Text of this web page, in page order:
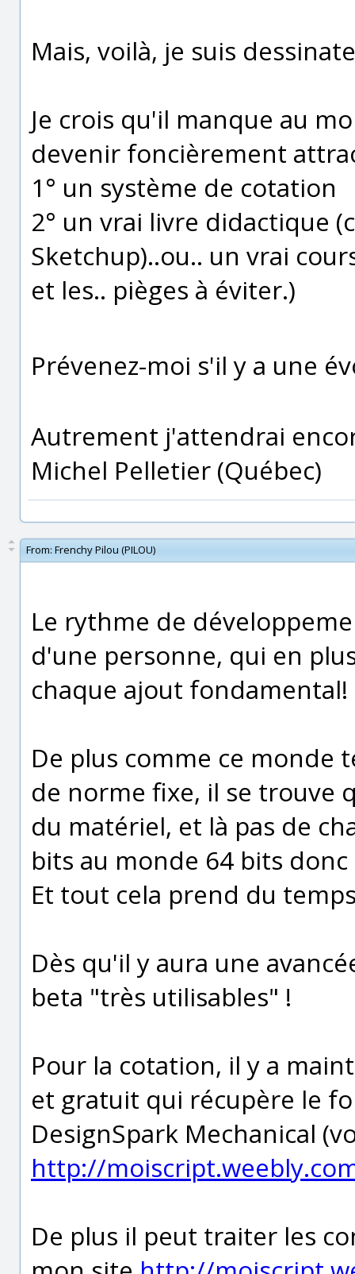
Mais, voilà, je suis
Je crois qu'il manque au
devenir foncièrement
1° un système de cotation
2° un vrai livre didactique
Sketchup)..ou.. un vrai
et les.. pièges à éviter.)
Prévenez-moi s'il y a une
Autrement j'attendrai
Michel Pelletier (Québec)
From: Frenchy Pilou (PILOU)
Le rythme de
d'une personne, qui en
chaque ajout fondamental!
De plus comme ce monde
de norme fixe, il se trouve
du matériel, et là pas de
bits au monde 64 bits
Et tout cela prend du
Dès qu'il y aura une
beta "très utilisables" !
Pour la cotation, il y a
et gratuit qui récupère le
DesignSpark Mechanical
http://
De plus il peut traiter les